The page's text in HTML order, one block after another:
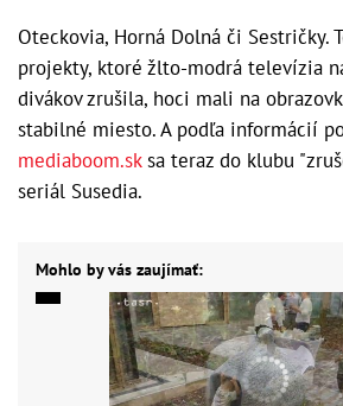
Oteckovia, Horná Dolná či Sestričky.
projekty, ktoré žlto-modrá televízia
divákov zrušila, hoci mali na
stabilné miesto. A podľa informácií
mediaboom.sksa teraz do klubu
seriál Susedia.
Mohlo by vás zaujímať: